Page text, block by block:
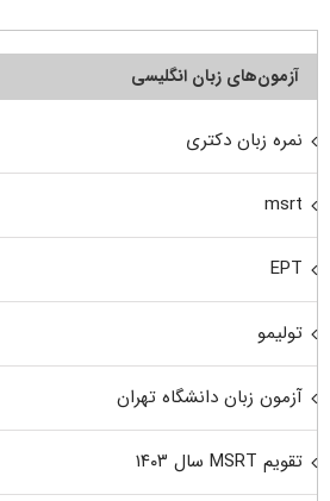
آزمون‌های زبان انگلیسی
نمره زبان دکتری
msrt
EPT
تولیمو
آزمون زبان دانشگاه تهران
تقویم MSRT سال ۱۴۰۳